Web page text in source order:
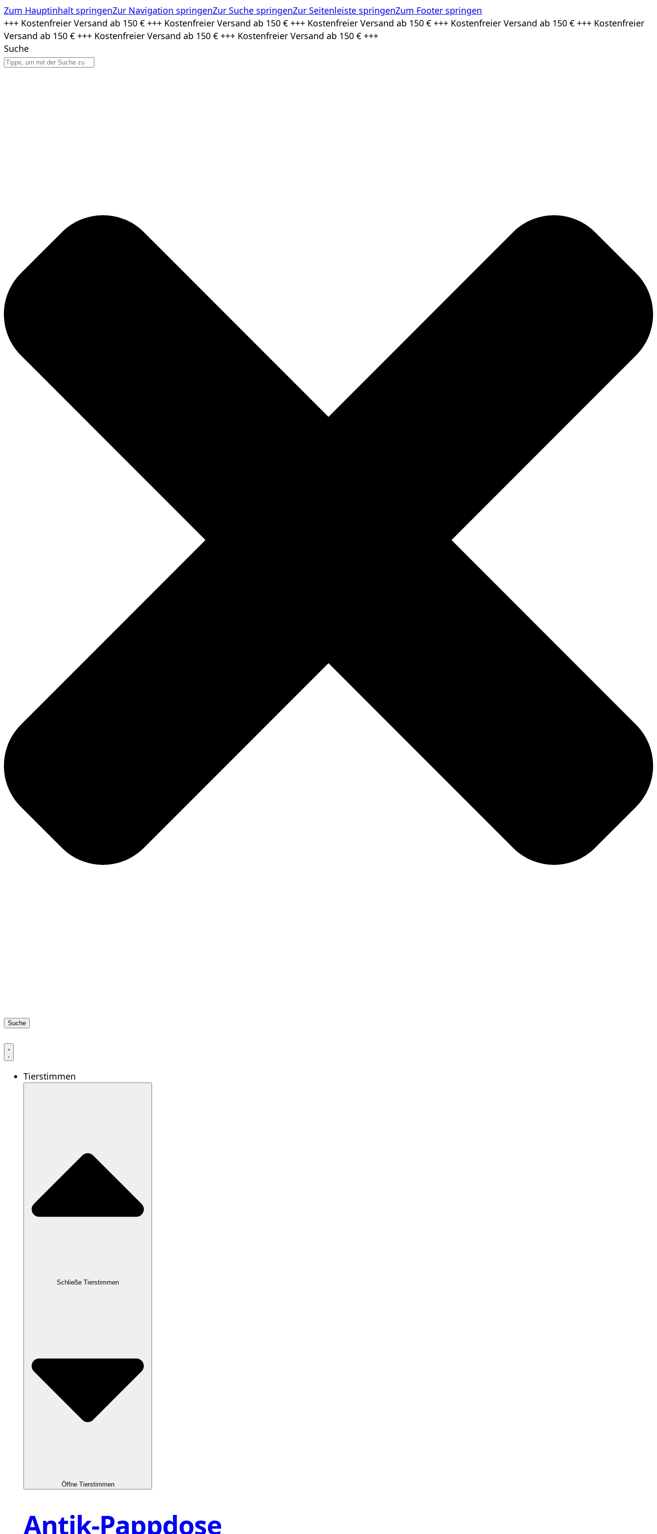
Zum Hauptinhalt springenZur Navigation springenZur Suche springenZur Seitenleiste springenZum Footer springen
Zum
Inhalt
springen
+++ Kostenfreier Versand ab 150 € +++ Kostenfreier Versand ab 150 € +++ Kostenfreier Versand ab 150 € +++ Kostenfreier Versand ab 150 € +++ Kostenfreier
Versand ab 150 € +++ Kostenfreier Versand ab 150 € +++ Kostenfreier Versand ab 150 € +++
Suche
Suche
Tierstimmen
Schließe Tierstimmen
Öffne Tierstimmen
Antik-Pappdose